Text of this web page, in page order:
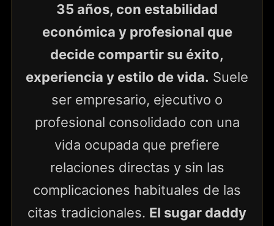
35 años, con estabilidad
económica y profesional que
decide compartir su éxito,
experiencia y estilo de vida. Suele
ser empresario, ejecutivo o
profesional consolidado con una
vida ocupada que prefiere
relaciones directas y sin las
complicaciones habituales de las
citas tradicionales. El sugar daddy